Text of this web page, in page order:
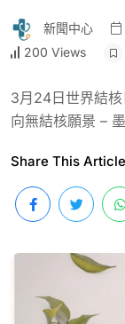
新聞中心
200 Views
3月24日世界結
向無結核願景 –
Share This